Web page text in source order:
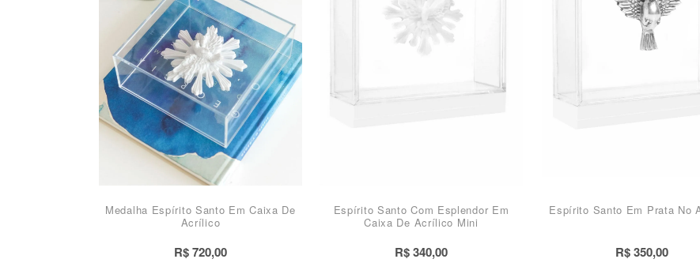
Medalha Espírito Santo Em Caixa De
Acrílico
R$ 720,00
Espírito Santo Com Esplendor Em
Caixa De Acrílico Mini
R$ 340,00
Espírito Santo Em Prata No
R$ 350,00